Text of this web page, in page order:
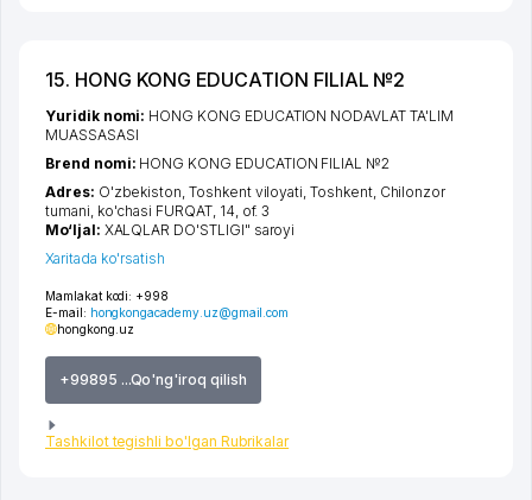
15. HONG KONG EDUCATION FILIAL №2
Mamlakat kodi: +998
E-mail: hongkongacademy.uz@gmail.com
hongkong.uz
+99895 ...Qo'ng'iroq qilish
Tashkilot tegishli bo'lgan Rubrikalar
Yuridik nomi: HONG KONG EDUCATION NODAVLAT TA'LIM
MUASSASASI
Brend nomi: HONG KONG EDUCATION FILIAL №2
Adres: O'zbekiston,Toshkent viloyati,Toshkent, Chilonzor
tumani, ko'chasi FURQAT, 14, of. 3
Mo‘ljal: XALQLAR DO'STLIGI" saroyi
Xaritada ko'rsatish